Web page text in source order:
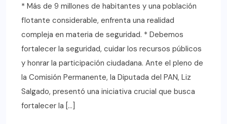
* Más de 9 millones de habitantes y una población
flotante considerable, enfrenta una realidad
compleja en materia de seguridad. * Debemos
fortalecer la seguridad, cuidar los recursos públicos
y honrar la participación ciudadana. Ante el pleno de
la Comisión Permanente, la Diputada del PAN, Liz
Salgado, presentó una iniciativa crucial que busca
fortalecer la […]